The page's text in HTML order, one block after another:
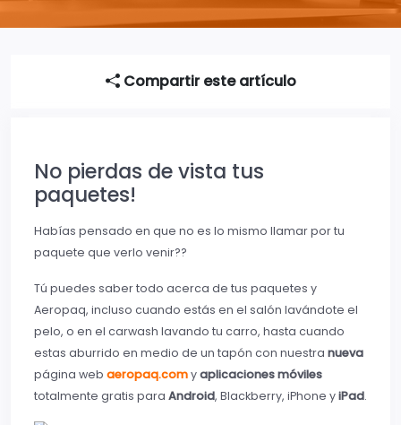
Compartir este artículo
No pierdas de vista tus
paquetes!
Habías pensado en que no es lo mismo llamar por tu
paquete que verlo venir??
Tú puedes saber todo acerca de tus paquetes y
Aeropaq, incluso cuando estás en el salón lavándote el
pelo, o en el carwash lavando tu carro, hasta cuando
estas aburrido en medio de un tapón con nuestra nueva
página web aeropaq.comyaplicaciones móviles
totalmente gratis para Android, Blackberry, iPhone yiPad.